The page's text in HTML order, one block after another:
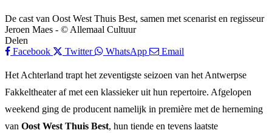
De cast van Oost West Thuis Best, samen met scenarist en regisseur
Jeroen Maes - © Allemaal Cultuur
Delen
Facebook
Twitter WhatsApp Email
Het Achterland trapt het zeventigste seizoen van het Antwerpse
Fakkeltheater af met een klassieker uit hun repertoire. Afgelopen
weekend ging de producent namelijk in première met de herneming
van Oost West Thuis Best, hun tiende en tevens laatste